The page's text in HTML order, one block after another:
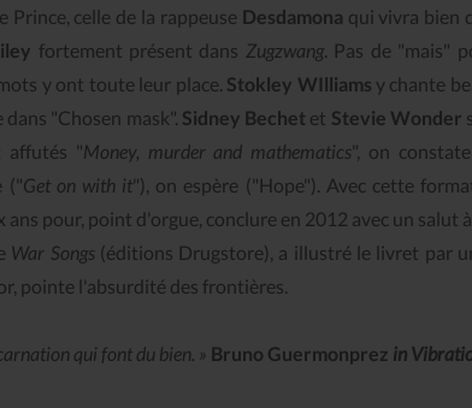
Prince, celle de la rappeuse Desdamona qui vivra bien
fortement présent dans Zugzwang. Pas de "mais"
y ont toute leur place. Stokley WIlliams y chante
"Chosen mask". Sidney Bechet et Stevie Wonder
affutés "Money, murder and mathematics", on
("Get on with it"), on espère ("Hope"). Avec cette
ans pour, point d'orgue, conclure en 2012 avec un salut à
War Songs(éditions Drugstore), a illustré le livret par
pointe l'absurdité des frontières.
qui font du bien. » Bruno Guermonprez in